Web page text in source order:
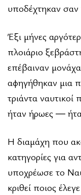
υποδέχτηκαν σαν
Έξι μήνες
πλοιάριο
επέβαιναν
αφηγήθηκαν μια
τριάντα ναυτικοί
ήταν ήρωες ―
Η διαμάχη που
κατηγορίες για
υποχρέωσε το
κριθεί ποιος